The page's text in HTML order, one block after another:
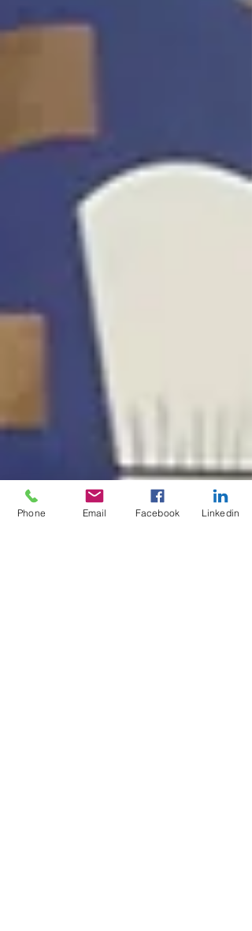
Phone Email Facebook Linkedin